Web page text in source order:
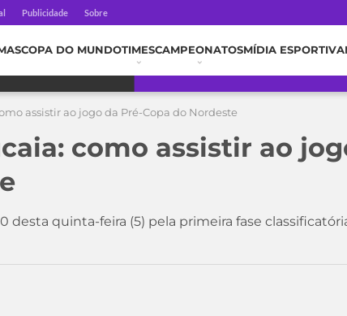
Publicidade Sobre
COPA DO MUNDOTIMESCAMPEONATOSMÍDIA ESPORTIVA
assistir ao jogo da Pré-Copa do Nordeste
como assistir ao
desta quinta-feira (5) pela primeira fase